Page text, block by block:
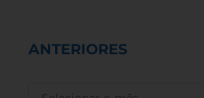
ANTERIORES